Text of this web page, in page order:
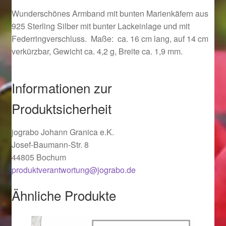
Ostergeschenke finden für Ostern 2019
Ostergeschenke finden für Ostern 2020
Ostergeschenke finden für Ostern 2021
Ostergeschenke finden für Ostern 2022
Shop
Startseite
Startseite
Wunderschönes Armband mit bunten Marienkäfern aus
925 Sterling Silber mit bunter Lackeinlage und mit
Federringverschluss. Maße: ca. 16 cm lang, auf 14 cm
verkürzbar, Gewicht ca. 4,2 g, Breite ca. 1,9 mm.
Informationen zur
Produktsicherheit
jograbo Johann Granica e.K.
Josef-Baumann-Str. 8
44805 Bochum
produktverantwortung@jograbo.de
Ähnliche Produkte